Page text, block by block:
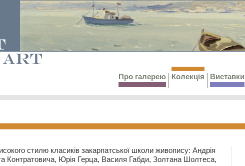
Про галерею Колекція Виставки
стилю класиків закарпатської школи живопису: Андрія
Контратовича, Юрія Герца, Василя Габди, Золтана Шолтеса,